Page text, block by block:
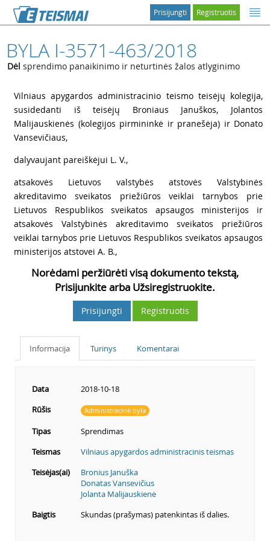
Registruotis
Prisijungti
BYLA I-3571-463/2018
Dėl sprendimo panaikinimo ir neturtinės žalos atlyginimo
Vilniaus apygardos administracinio teismo teisėjų kolegija,
susidedanti iš teisėjų Broniaus Januškos, Jolantos
Malijauskienės (kolegijos pirmininkė ir pranešėja) ir Donato
Vansevičiaus,
dalyvaujant pareiškėjui L. V.,
atsakovės Lietuvos valstybės atstovės Valstybinės
akreditavimo sveikatos priežiūros veiklai tarnybos prie
Lietuvos Respublikos sveikatos apsaugos ministerijos ir
atsakovės Valstybinės akreditavimo sveikatos priežiūros
veiklai tarnybos prie Lietuvos Respublikos sveikatos apsaugos
ministerijos atstovei A. B.,
Norėdami peržiūrėti visą dokumento tekstą,
Prisijunkite arba Užsiregistruokite.
Prisijungti Registruotis
Informacija Turinys Komentarai
Data
2018-10-18
Rūšis
Administracinė byla
Tipas
Sprendimas
Teismas
Vilniaus apygardos administracinis teismas
Teisėjas(ai)
Bronius Januška
Donatas Vansevičius
Jolanta Malijauskienė
Baigtis
Skundas (prašymas) patenkintas iš dalies.